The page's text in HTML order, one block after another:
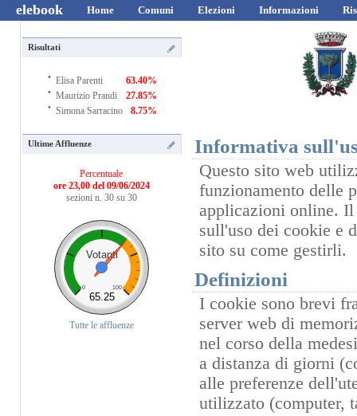
elebook Home Comuni Elezioni Informazioni
Risultati
· Elisa Parenti 63.40%
· Maurizio Prandi 27.85%
· Simona Sarracino 8.75%
Ultime Affluenze
Percentuale
ore 23,00 del 09/06/2024
sezioni n. 30 su 30
Votanti
0 100
65.25
Tutte le affluenze
Informativa
Questo sito web
funzionamento delle
applicazioni online. Il
sull'uso dei cookie e
sito su come gestirli.
Definizioni
I cookie sono brevi
server web di
nel corso della
a distanza di giorni
alle preferenze
utilizzato (computer,